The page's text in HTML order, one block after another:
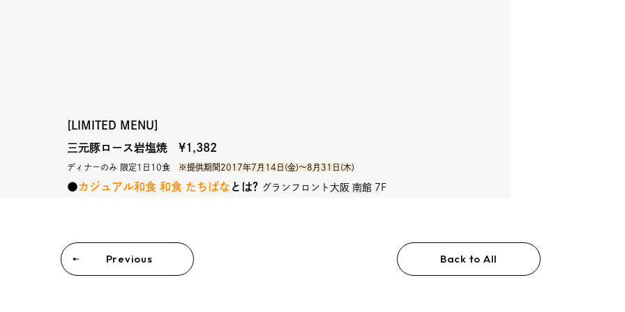
[LIMITED MENU]
三元豚ロース岩塩焼 ¥1,382
ディナーのみ 限定1日10食 ※提供期間2017年7月14日(金)〜8月31日(木)
●カジュアル和食 和食 たちばな とは? グランフロント大阪 南館 7F
Previous Back to All